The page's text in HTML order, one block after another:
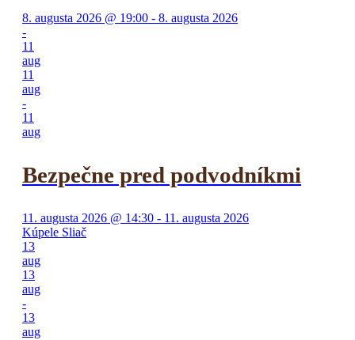
8. augusta 2026 @ 19:00 - 8. augusta 2026
-
11
aug
11
aug
-
11
aug
Bezpečne pred podvodníkmi
11. augusta 2026 @ 14:30 - 11. augusta 2026
Kúpele Sliač
13
aug
13
aug
-
13
aug